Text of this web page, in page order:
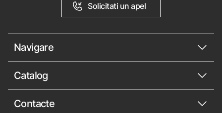
Solicitati un apel
Navigare
Catalog
Contacte